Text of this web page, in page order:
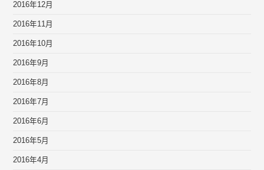
2016年12月
2016年11月
2016年10月
2016年9月
2016年8月
2016年7月
2016年6月
2016年5月
2016年4月